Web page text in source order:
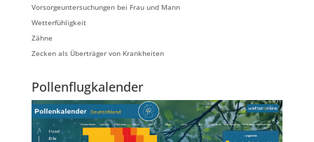
Vorsorgeuntersuchungen bei Frau und Mann
Wetterfühligkeit
Zähne
Zecken als Überträger von Krankheiten
Pollenflugkalender